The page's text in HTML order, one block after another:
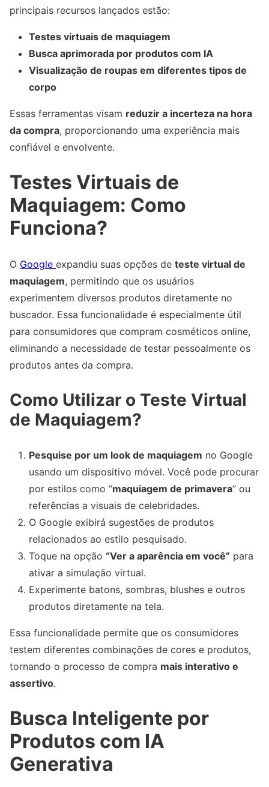
principais recursos lançados estão:
Testes virtuais de maquiagem
Busca aprimorada por produtos com IA
Visualização de roupas em diferentes tipos de
corpo
Essas ferramentas visam reduzir a incerteza na hora
da compra, proporcionando uma experiência mais
confiável e envolvente.
Testes Virtuais de
Maquiagem: Como
Funciona?
O Google expandiu suas opções de teste virtual de
maquiagem, permitindo que os usuários
experimentem diversos produtos diretamente no
buscador. Essa funcionalidade é especialmente útil
para consumidores que compram cosméticos online,
eliminando a necessidade de testar pessoalmente os
produtos antes da compra.
Como Utilizar o Teste Virtual
de Maquiagem?
Pesquise por um look de maquiagem no Google
usando um dispositivo móvel. Você pode procurar
por estilos como “maquiagem de primavera” ou
referências a visuais de celebridades.
O Google exibirá sugestões de produtos
relacionados ao estilo pesquisado.
Toque na opção “Ver a aparência em você” para
ativar a simulação virtual.
Experimente batons, sombras, blushes e outros
produtos diretamente na tela.
Essa funcionalidade permite que os consumidores
testem diferentes combinações de cores e produtos,
tornando o processo de compra mais interativo e
assertivo.
Busca Inteligente por
Produtos com IA
Generativa